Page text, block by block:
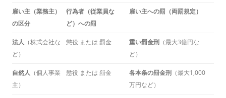
雇い主（業務主）
の区分
行為者（従業員な
ど）への罰
雇い主への罰（両罰規定）
法人 （株式会社な
ど）
懲役 または 罰金 重い罰金刑 （最大3億円な
ど）
自然人 （個人事業
主）
懲役 または 罰金 各本条の罰金刑 （最大1,000
万円など）